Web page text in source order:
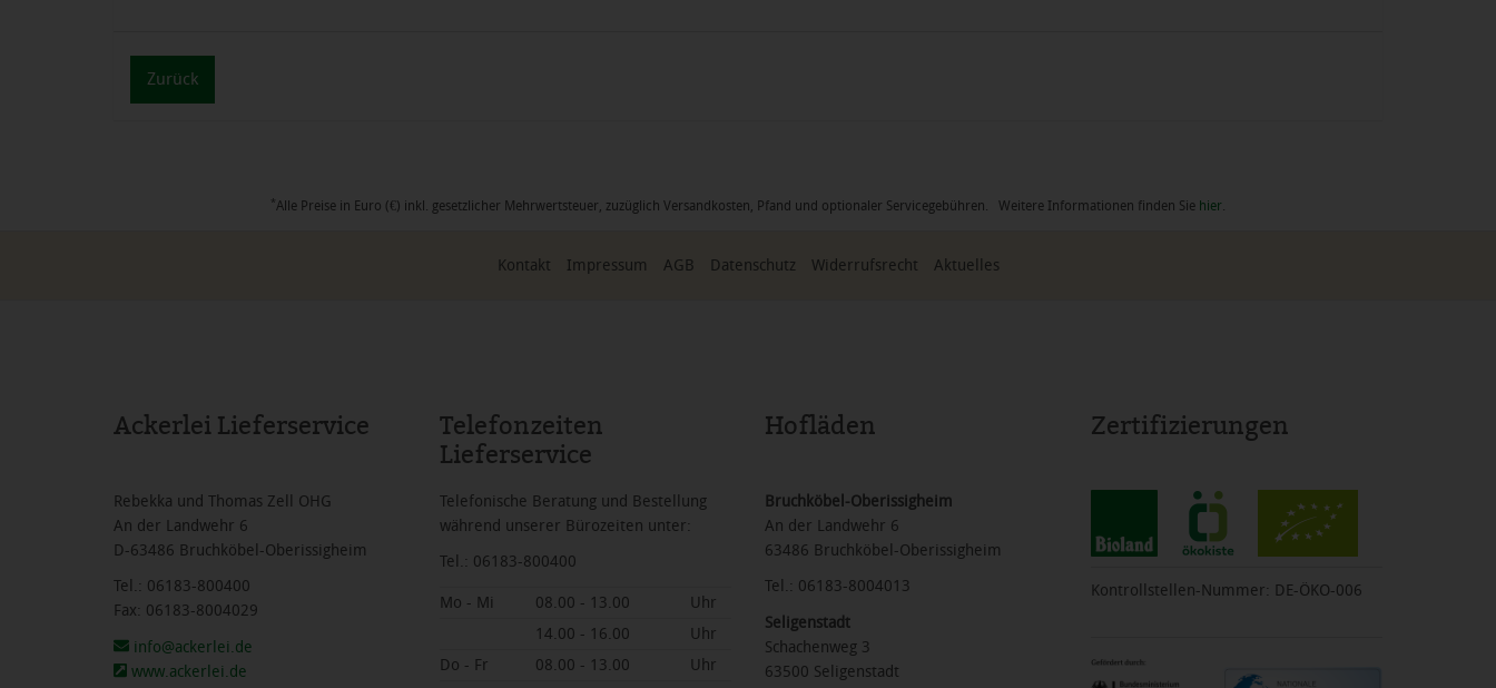
Zurück
*Alle Preise in Euro (€) inkl. gesetzlicher Mehrwertsteuer, zuzüglich Versandkosten, Pfand und optionaler Servicegebühren. Weitere Informationen finden Sie hier.
Kontakt Impressum AGB Datenschutz Widerrufsrecht Aktuelles
Ackerlei Lieferservice
Rebekka und Thomas Zell OHG
An der Landwehr 6
D-63486 Bruchköbel-Oberissigheim
Tel.: 06183-800400
Fax: 06183-8004029
info@ackerlei.de
www.ackerlei.de
Telefonzeiten
Lieferservice
Telefonische Beratung und Bestellung
während unserer Bürozeiten unter:
Tel.: 06183-800400
Mo - Mi 08.00 - 13.00
Uhr
14.00 - 16.00
Uhr
Do - Fr
08.00 - 13.00
Uhr
Hofläden
Bruchköbel-Oberissigheim
An der Landwehr 6
63486 Bruchköbel-Oberissigheim
Tel.: 06183-8004013
Seligenstadt
Schachenweg 3
63500 Seligenstadt
Zertifizierungen
Kontrollstellen-Nummer: DE-ÖKO-006